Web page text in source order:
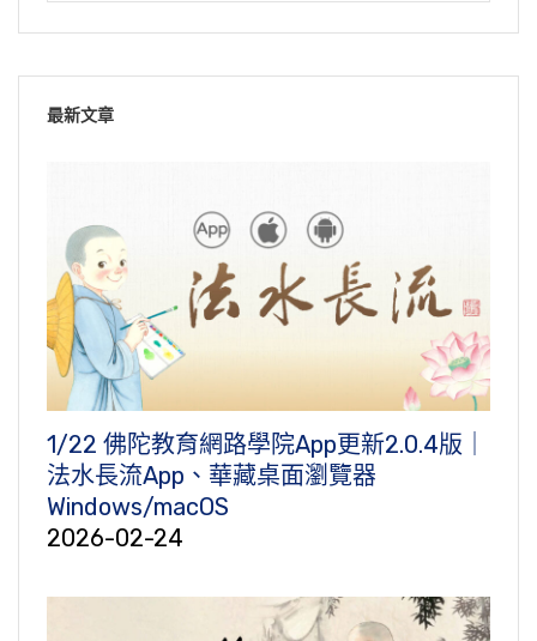
最新文章
1/22 佛陀教育網路學院App更新2.0.4版｜
法水長流App、華藏桌面瀏覽器
Windows/macOS
2026-02-24